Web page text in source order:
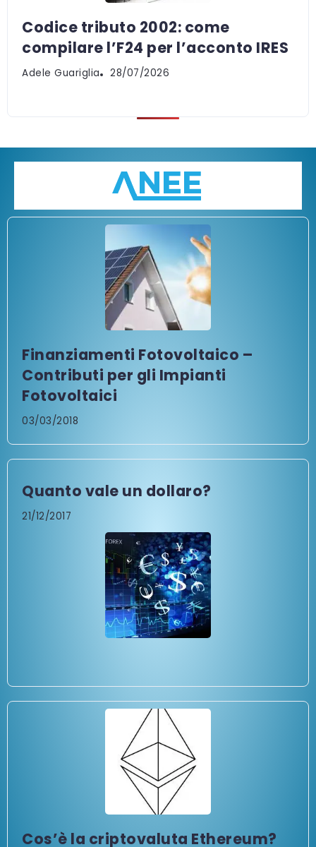
Codice tributo 2002: come
compilare l’F24 per l’acconto IRES
Adele Guariglia 28/07/2026
Finanziamenti Fotovoltaico –
Contributi per gli Impianti
Fotovoltaici
03/03/2018
Quanto vale un dollaro?
21/12/2017
Cos’è la criptovaluta Ethereum?